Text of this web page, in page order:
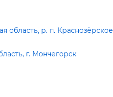
р. п. Краснозёрское
г. Мончегорск